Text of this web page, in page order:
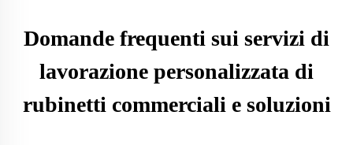
Domande frequenti sui servizi di
lavorazione personalizzata di
rubinetti commerciali e soluzioni